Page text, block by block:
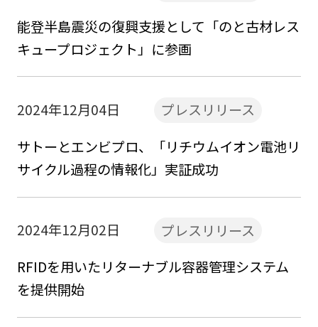
能登半島震災の復興支援として「のと古材レス
キュープロジェクト」に参画
2024年12月04日
プレスリリース
サトーとエンビプロ、「リチウムイオン電池リ
サイクル過程の情報化」実証成功
2024年12月02日
プレスリリース
RFIDを用いたリターナブル容器管理システム
を提供開始